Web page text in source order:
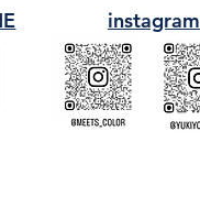
instagram